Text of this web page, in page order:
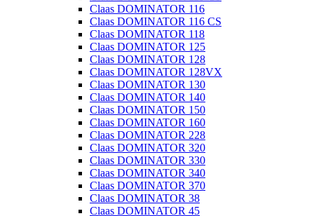
Claas DOMINATOR 116
Claas DOMINATOR 116 CS
Claas DOMINATOR 118
Claas DOMINATOR 125
Claas DOMINATOR 128
Claas DOMINATOR 128VX
Claas DOMINATOR 130
Claas DOMINATOR 140
Claas DOMINATOR 150
Claas DOMINATOR 160
Claas DOMINATOR 228
Claas DOMINATOR 320
Claas DOMINATOR 330
Claas DOMINATOR 340
Claas DOMINATOR 370
Claas DOMINATOR 38
Claas DOMINATOR 45